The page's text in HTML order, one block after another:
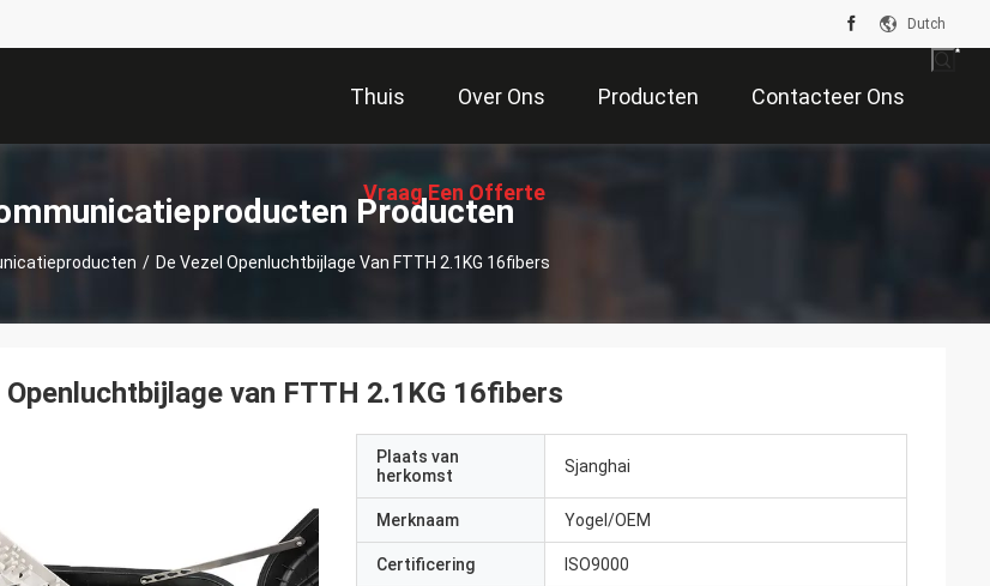
Dutch
Thuis Over Ons Producten Contacteer Ons
Vraag Een Offerte
Producten
/ De Vezel Openluchtbijlage Van FTTH 2.1KG 16fibers
Openluchtbijlage van FTTH 2.1KG 16fibers
Plaats van
herkomst
Sjanghai
Merknaam Yogel/OEM
Certificering ISO9000